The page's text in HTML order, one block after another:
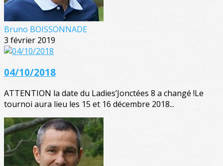
Bruno BOISSONNADE
3 février 2019
04/10/2018
ATTENTION la date du Ladies’Jonctées 8 a changé !Le
tournoi aura lieu les 15 et 16 décembre 2018...